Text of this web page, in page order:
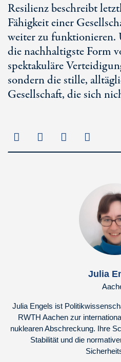
Resilienz beschreibt
Fähigkeit einer
weiter zu funktionieren.
die nachhaltigste Form
spektakuläre
sondern die stille,
Gesellschaft, die sich
Julia
Julia Engels ist
RWTH Aachen zur
nuklearen Abschreckung. Ihre
Stabilität und die